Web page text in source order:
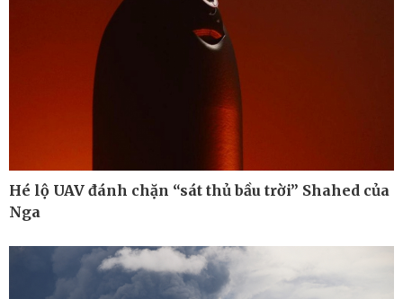
Thể thao
Pickleball
Bóng đá quốc tế
Bóng đá Việt Nam
Thế giới thể thao
eSports
Hậu trường
Hé lộ UAV đánh chặn “sát thủ bầu trời” Shahed của
Nga